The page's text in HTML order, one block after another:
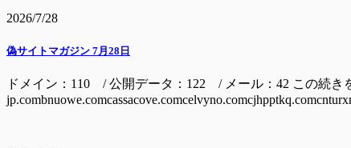
2026/7/28
偽サイトマガジン 7月28日
ドメイン：110 / 公開データ：122 / メール：42 この続きを